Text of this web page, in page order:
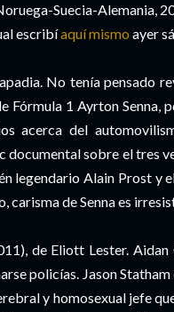
Suecia-Alemania,
escribíaquí mismo ayer
No tenía pensado
1 Ayrton Senna,
acerca del
sobre el tres
legendario Alain Prost y
carisma de Senna es
de Eliott Lester. Aidan
policías. Jason
y homosexual jefe